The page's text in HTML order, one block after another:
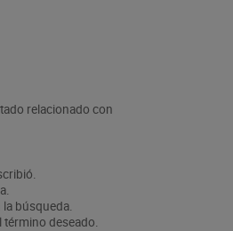
relacionado con
la búsqueda.
término deseado.